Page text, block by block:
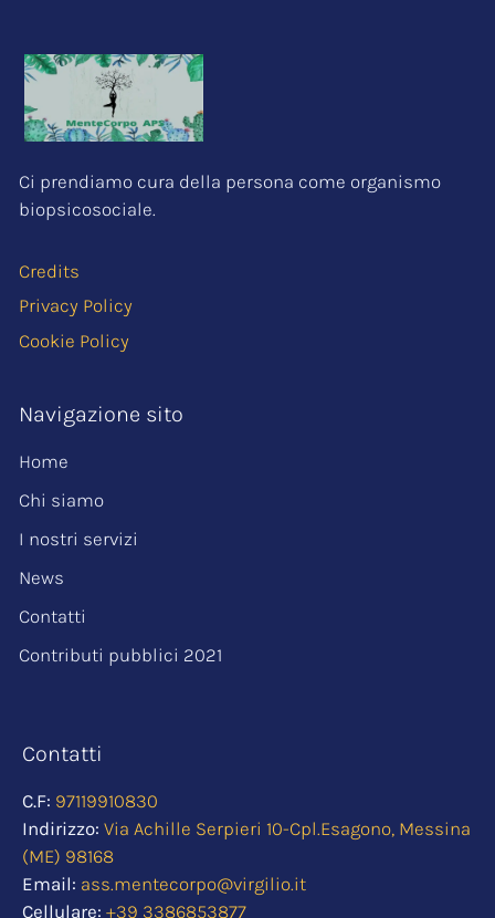
Ci prendiamo cura della persona come organismo
biopsicosociale.
Credits
Privacy Policy
Cookie Policy
Navigazione sito
Home
Chi siamo
I nostri servizi
News
Contatti
Contributi pubblici 2021
Contatti
C.F: 97119910830
Indirizzo: Via Achille Serpieri 10-Cpl.Esagono, Messina
(ME) 98168
Email: ass.mentecorpo@virgilio.it
Cellulare: +39 3386853877